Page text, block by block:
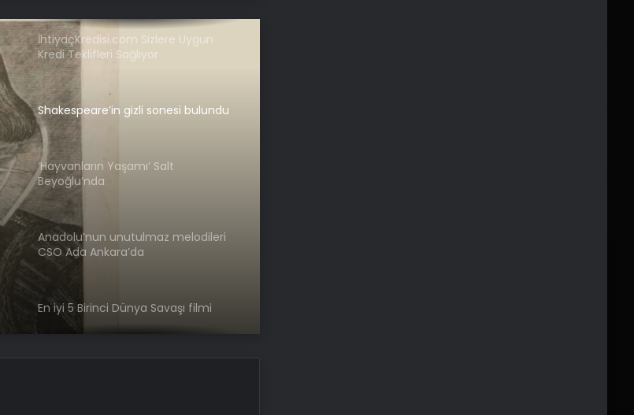
İhtiyaçKredisi.com Sizlere Uygun
Kredi Teklifleri Sağlıyor
Shakespeare’in gizli sonesi bulundu
‘Hayvanların Yaşamı’ Salt
Beyoğlu’nda
Anadolu’nun unutulmaz melodileri
CSO Ada Ankara’da
En iyi 5 Birinci Dünya Savaşı filmi